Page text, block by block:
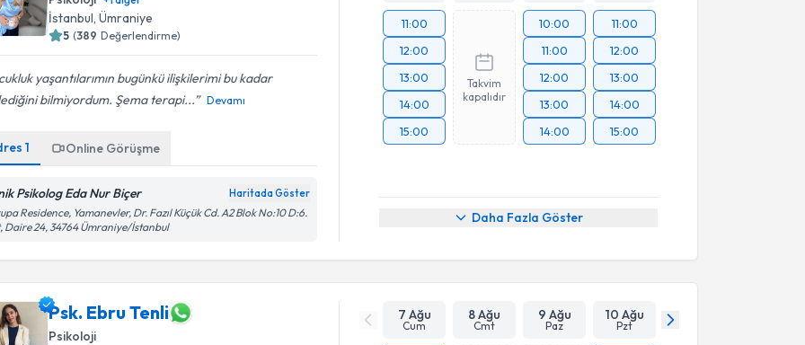
İstanbul , Ümraniye
5 (389 Değerlendirme)
yaşantılarımın bugünkü ilişkilerimi bu kadar
bilmiyordum. Şema terapi...
Devamı
1 Online Görüşme
Psikolog Eda Nur Biçer Haritada Göster
Residence, Yamanevler, Dr. Fazıl Küçük Cd. A2 Blok No:10 D:6.
Daire 24, 34764 Ümraniye/İstanbul
11:00
12:00
13:00
14:00
15:00
Takvim
kapalıdır
10:00
11:00
12:00
13:00
14:00
11:00
12:00
13:00
14:00
15:00
Daha Fazla Göster
Psk. Ebru Tenli
Psikoloji
7 Ağu
Cum
8 Ağu
Cmt
9 Ağu
Paz
10 Ağu
Pzt